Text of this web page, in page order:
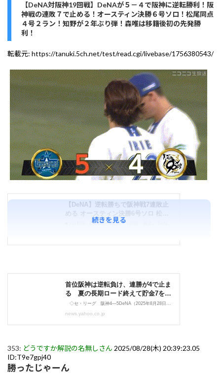
【DeNA対阪神19回戦】DeNAが５－４で阪神に逆転勝利！阪
神戦の連敗７で止める！オースティン決勝６号ソロ！松尾同点
４号２ラン！知野が２年ぶり弾！森唯は移籍後初の先発勝
利！
転載元: https://tanuki.5ch.net/test/read.cgi/livebase/1756380543/
353: どうですか解説の名無しさん 2025/08/28(木) 20:39:23.05
ID:T9e7gpj40
勝ったじゃーん
続きを見る